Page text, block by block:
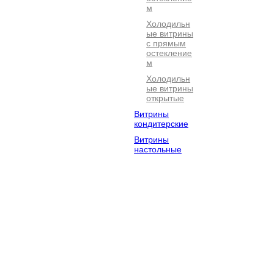
м
Холодильн
ые витрины
с прямым
остекление
м
Холодильн
ые витрины
открытые
Витрины
кондитерские
Витрины
настольные